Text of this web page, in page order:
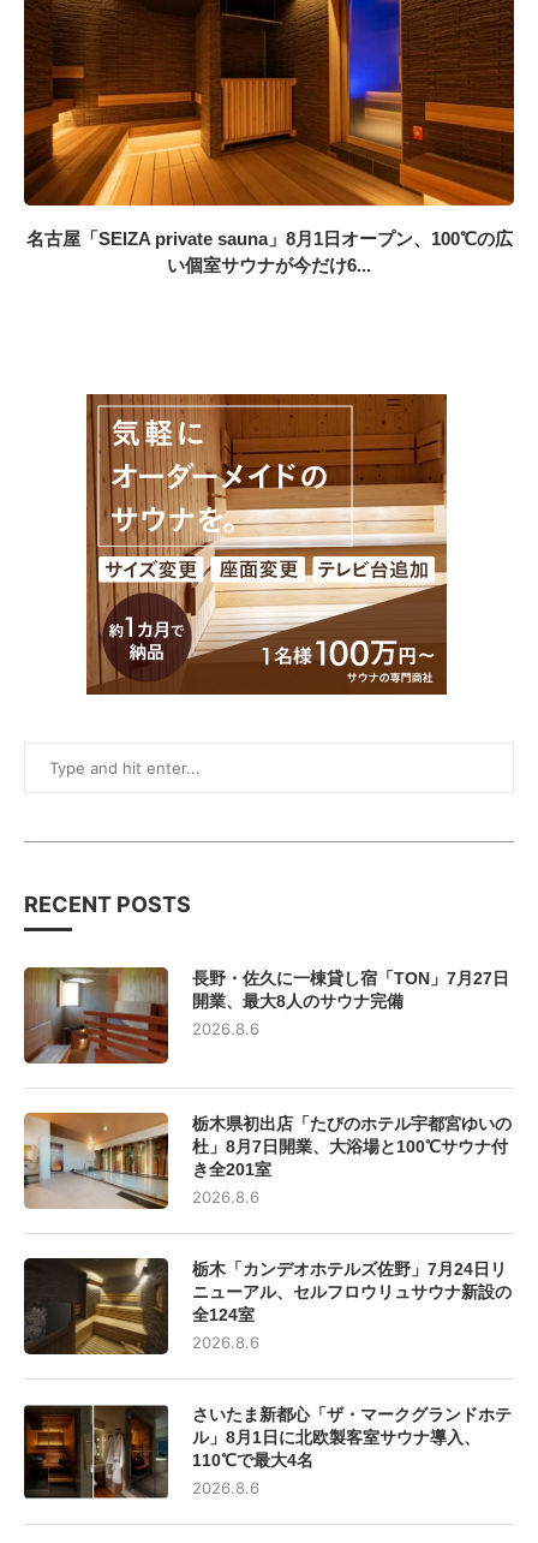
名古屋「SEIZA private sauna」8月1日オープン、100℃の広
い個室サウナが今だけ6...
RECENT POSTS
長野・佐久に一棟貸し宿「TON」7月27日
開業、最大8人のサウナ完備
2026.8.6
栃木県初出店「たびのホテル宇都宮ゆいの
杜」8月7日開業、大浴場と100℃サウナ付
き全201室
2026.8.6
栃木「カンデオホテルズ佐野」7月24日リ
ニューアル、セルフロウリュサウナ新設の
全124室
2026.8.6
さいたま新都心「ザ・マークグランドホテ
ル」8月1日に北欧製客室サウナ導入、
110℃で最大4名
2026.8.6